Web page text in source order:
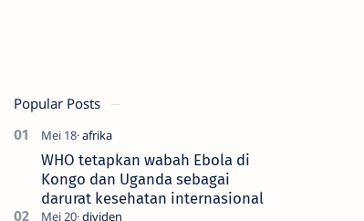
Popular Posts
WHO tetapkan wabah Ebola di
Kongo dan Uganda sebagai
darurat kesehatan internasional